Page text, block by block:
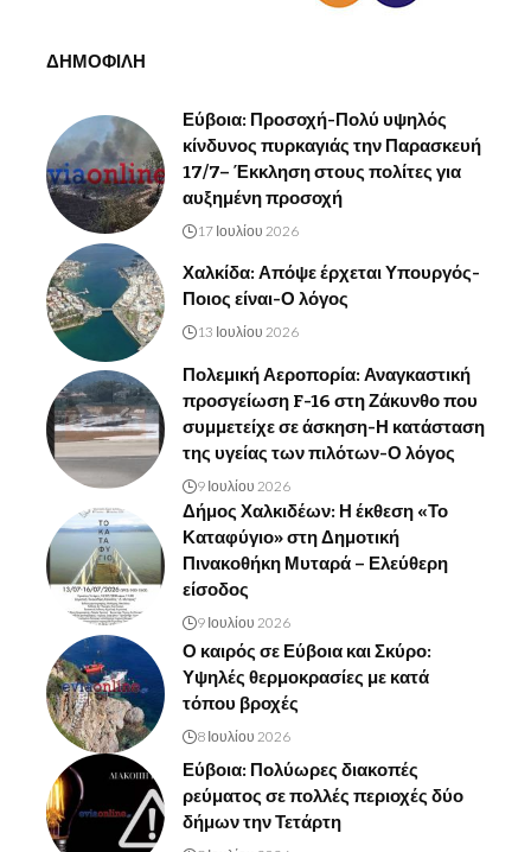
ΔΗΜΟΦΙΛΗ
Εύβοια: Προσοχή-Πολύ υψηλός
κίνδυνος πυρκαγιάς την Παρασκευή
17/7– Έκκληση στους πολίτες για
αυξημένη προσοχή
17 Ιουλίου 2026
Χαλκίδα: Απόψε έρχεται Υπουργός-
Ποιος είναι-Ο λόγος
13 Ιουλίου 2026
Πολεμική Αεροπορία: Αναγκαστική
προσγείωση F-16 στη Ζάκυνθο που
συμμετείχε σε άσκηση-Η κατάσταση
της υγείας των πιλότων-Ο λόγος
9 Ιουλίου 2026
Δήμος Χαλκιδέων: Η έκθεση «Το
Καταφύγιο» στη Δημοτική
Πινακοθήκη Μυταρά – Ελεύθερη
είσοδος
9 Ιουλίου 2026
Ο καιρός σε Εύβοια και Σκύρο:
Υψηλές θερμοκρασίες με κατά
τόπου βροχές
8 Ιουλίου 2026
Εύβοια: Πολύωρες διακοπές
ρεύματος σε πολλές περιοχές δύο
δήμων την Τετάρτη